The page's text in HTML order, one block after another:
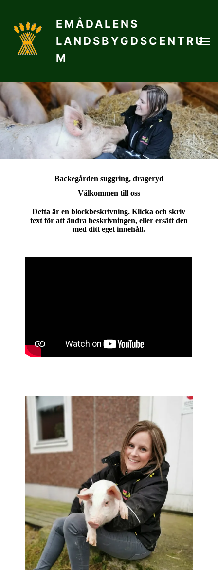
EMÅDALENS
LANDSBYGDSCENTRU
M
Backegården suggring, drageryd
Välkommen till oss
Detta är en blockbeskrivning. Klicka och skriv
text för att ändra beskrivningen, eller ersätt den
med ditt eget innehåll.